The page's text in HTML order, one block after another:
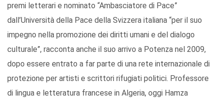
premi letterari e nominato “Ambasciatore di Pace”
dall’Università della Pace della Svizzera italiana “per il suo
impegno nella promozione dei diritti umani e del dialogo
culturale”, racconta anche il suo arrivo a Potenza nel 2009,
dopo essere entrato a far parte di una rete internazionale di
protezione per artisti e scrittori rifugiati politici. Professore
di lingua e letteratura francese in Algeria, oggi Hamza